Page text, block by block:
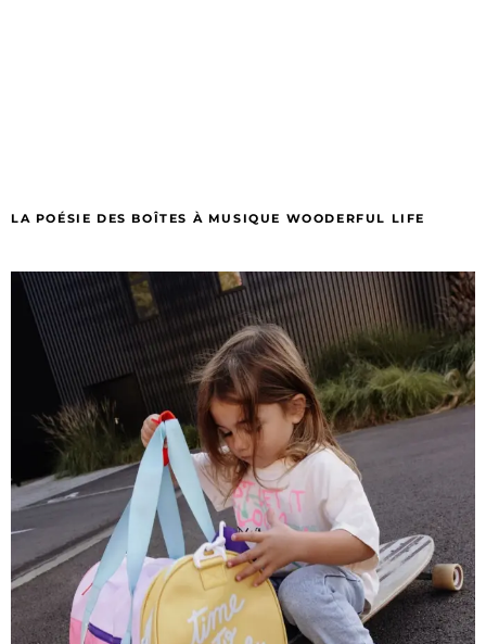
LA POÉSIE DES BOÎTES À MUSIQUE WOODERFUL LIFE